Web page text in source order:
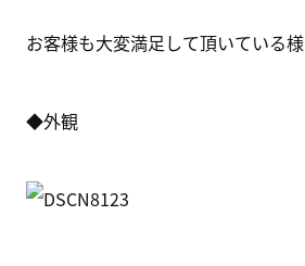
お客様も大変満足して頂いている
◆外観